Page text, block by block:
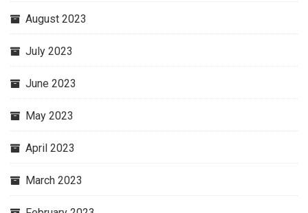
August 2023
July 2023
June 2023
May 2023
April 2023
March 2023